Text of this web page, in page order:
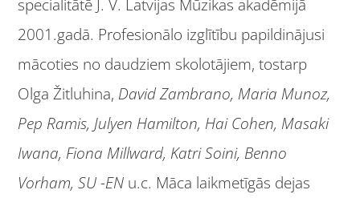
specialitātē J. V. Latvijas Mūzikas akadēmijā
2001.gadā. Profesionālo izglītību papildinājusi
mācoties no daudziem skolotājiem, tostarp
Olga Žitluhina, David Zambrano, Maria Munoz,
Pep Ramis, Julyen Hamilton, Hai Cohen, Masaki
Iwana, Fiona Millward, Katri Soini, Benno
Vorham, SU -EN u.c. Māca laikmetīgās dejas